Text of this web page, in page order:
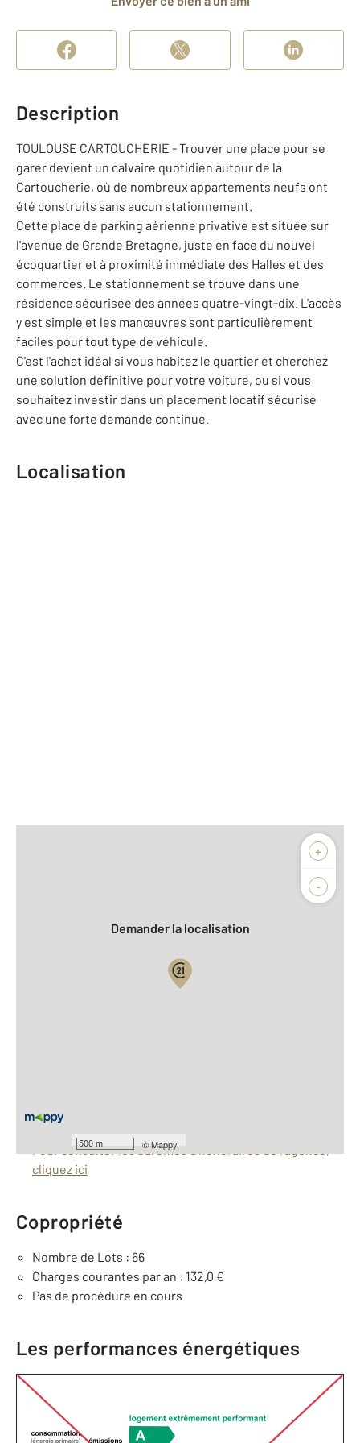
Description
TOULOUSE CARTOUCHERIE - Trouver une place pour se
garer devient un calvaire quotidien autour de la
Cartoucherie, où de nombreux appartements neufs ont
été construits sans aucun stationnement.
Cette place de parking aérienne privative est située sur
l'avenue de Grande Bretagne, juste en face du nouvel
écoquartier et à proximité immédiate des Halles et des
commerces. Le stationnement se trouve dans une
résidence sécurisée des années quatre-vingt-dix. L'accès
y est simple et les manœuvres sont particulièrement
faciles pour tout type de véhicule.
C'est l'achat idéal si vous habitez le quartier et cherchez
une solution définitive pour votre voiture, ou si vous
souhaitez investir dans un placement locatif sécurisé
avec une forte demande continue.
Localisation
+
-
500 m ©Mappy
Biens vendus
Demander la localisation
Taxe foncière : 111 €
Pour consulter les barèmes d'honoraires de l'agence,
cliquez ici
Copropriété
Nombre de Lots : 66
Charges courantes par an : 132,0 €
Pas de procédure en cours
Les performances énergétiques